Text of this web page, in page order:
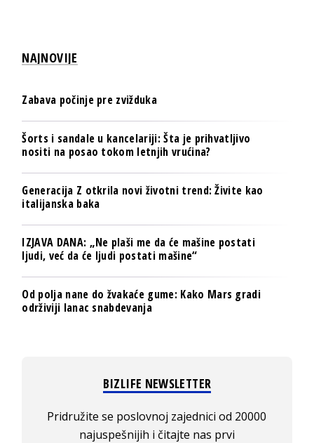
NAJNOVIJE
Zabava počinje pre zvižduka
Šorts i sandale u kancelariji: Šta je prihvatljivo
nositi na posao tokom letnjih vrućina?
Generacija Z otkrila novi životni trend: Živite kao
italijanska baka
IZJAVA DANA: „Ne plaši me da će mašine postati
ljudi, već da će ljudi postati mašine“
Od polja nane do žvakaće gume: Kako Mars gradi
održiviji lanac snabdevanja
BIZLIFE NEWSLETTER
Pridružite se poslovnoj zajednici od 20000
najuspešnijih i čitajte nas prvi